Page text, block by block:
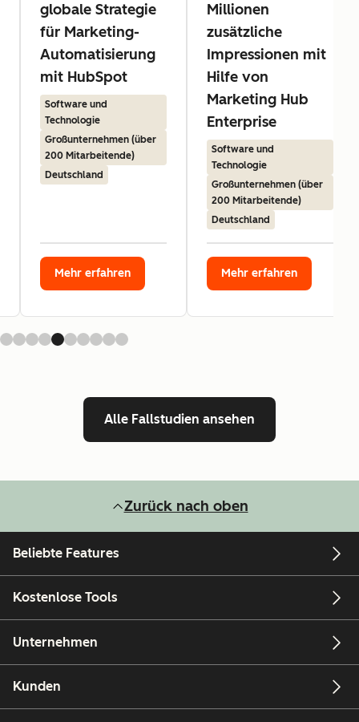
globale Strategie
für Marketing-
Automatisierung
mit HubSpot
Software und
Technologie
Großunternehmen (über
200 Mitarbeitende)
Deutschland
Mehr erfahren
Millionen
zusätzliche
Impressionen mit
Hilfe von
Marketing Hub
Enterprise
Software und
Technologie
Großunternehmen (über
200 Mitarbeitende)
Deutschland
Mehr erfahren
Alle Fallstudien ansehen
Zurück nach oben
Beliebte Features
Kostenlose Tools
Unternehmen
Kunden